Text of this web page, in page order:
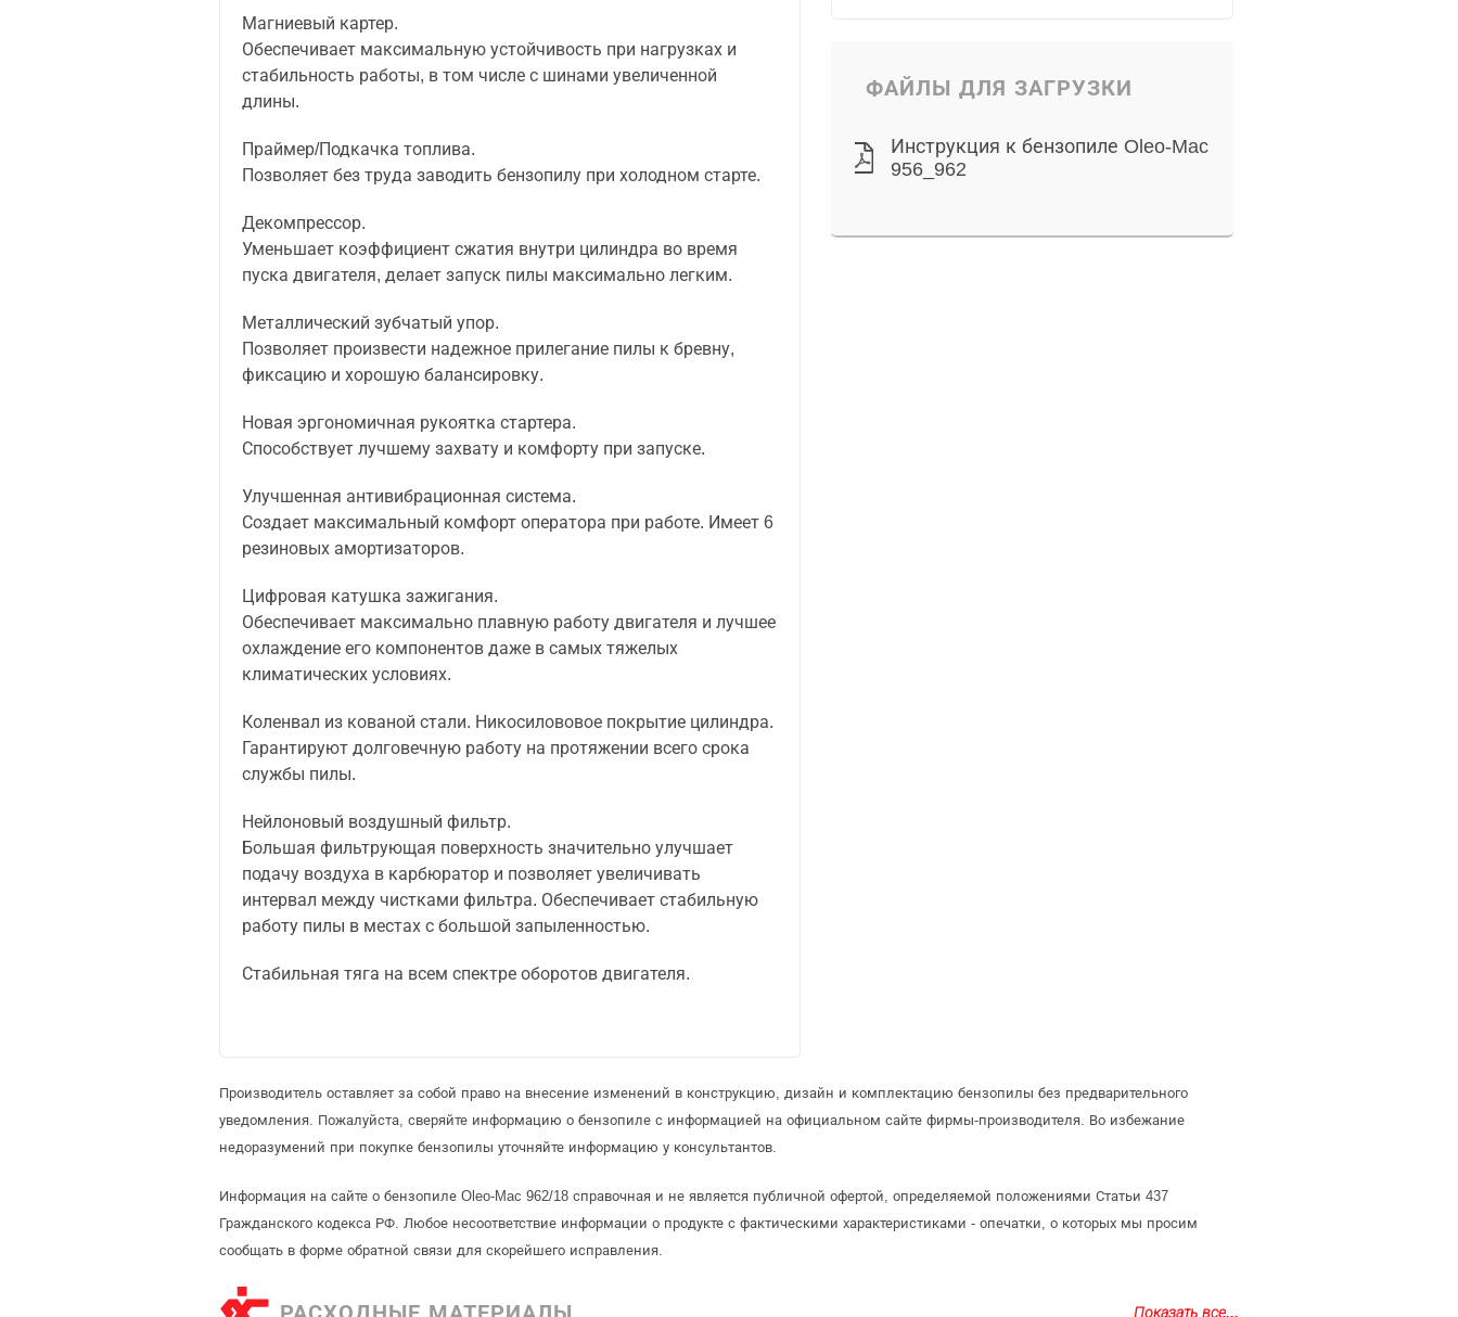
ФАЙЛЫ ДЛЯ ЗАГРУЗКИ
Инструкция к бензопиле Oleo-Mac
956_962
Магниевый картер.
Обеспечивает максимальную устойчивость при нагрузках и
стабильность работы, в том числе с шинами увеличенной
длины.
Праймер/Подкачка топлива.
Позволяет без труда заводить бензопилу при холодном старте.
Декомпрессор.
Уменьшает коэффициент сжатия внутри цилиндра во время
пуска двигателя, делает запуск пилы максимально легким.
Металлический зубчатый упор.
Позволяет произвести надежное прилегание пилы к бревну,
фиксацию и хорошую балансировку.
Новая эргономичная рукоятка стартера.
Способствует лучшему захвату и комфорту при запуске.
Улучшенная антивибрационная система.
Создает максимальный комфорт оператора при работе. Имеет 6
резиновых амортизаторов.
Цифровая катушка зажигания.
Обеспечивает максимально плавную работу двигателя и лучшее
охлаждение его компонентов даже в самых тяжелых
климатических условиях.
Коленвал из кованой стали. Никосилововое покрытие цилиндра.
Гарантируют долговечную работу на протяжении всего срока
службы пилы.
Нейлоновый воздушный фильтр.
Большая фильтрующая поверхность значительно улучшает
подачу воздуха в карбюратор и позволяет увеличивать
интервал между чистками фильтра. Обеспечивает стабильную
работу пилы в местах с большой запыленностью.
Стабильная тяга на всем спектре оборотов двигателя.
Производитель оставляет за собой право на внесение изменений в конструкцию, дизайн и комплектацию бензопилы без предварительного
уведомления. Пожалуйста, сверяйте информацию о бензопиле с информацией на официальном сайте фирмы-производителя. Во избежание
недоразумений при покупке бензопилы уточняйте информацию у консультантов.
Информация на сайте о бензопиле Oleo-Mac 962/18 справочная и не является публичной офертой, определяемой положениями Статьи 437
Гражданского кодекса РФ. Любое несоответствие информации о продукте с фактическими характеристиками - опечатки, о которых мы просим
сообщать в форме обратной связи для скорейшего исправления.
РАСХОДНЫЕ МАТЕРИАЛЫ Показать все...